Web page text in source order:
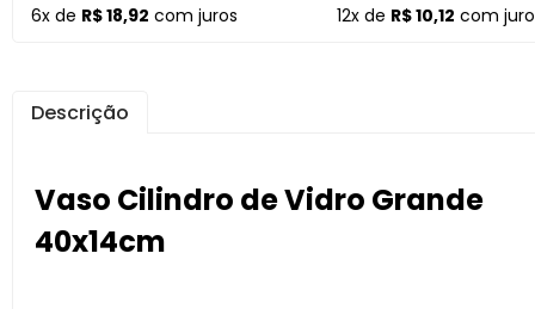
6x de R$ 18,92 com juros
12x de R$ 10,12 com
Descrição
Vaso Cilindro de Vidro Grande
40x14cm